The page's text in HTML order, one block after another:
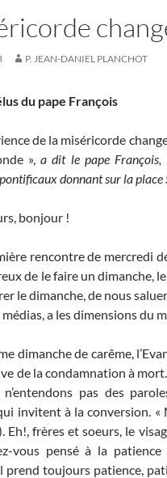
P. JEAN-DANIEL PLANCHOT
du pape François
de la miséricorde
»,a dit le pape François,
donnant sur la
bonjour !
rencontre de mercredi
de le faire un dimanche,
le dimanche, de nous
a les dimensions du
dimanche de carême,
de la condamnation à
pas des
invitent à la conversion. «
Eh!, frères et soeurs, le
vous pensé à la
prend toujours patience,